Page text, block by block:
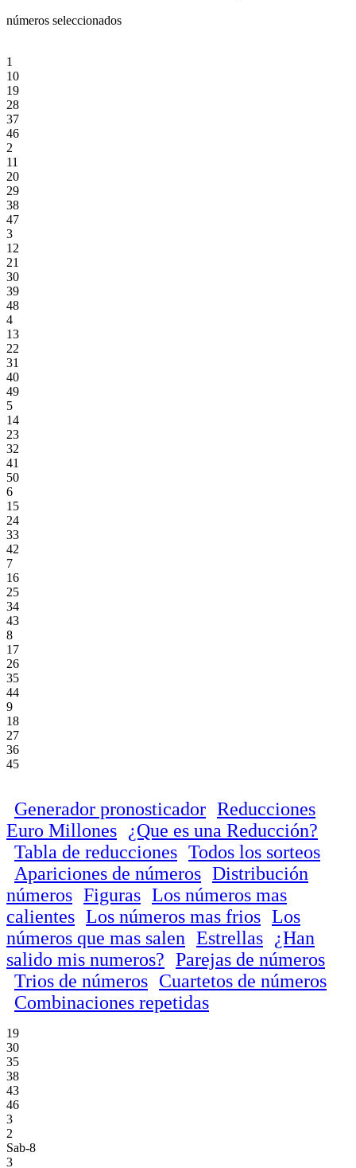
números seleccionados
1
10
19
28
37
46
2
11
20
29
38
47
3
12
21
30
39
48
4
13
22
31
40
49
5
14
23
32
41
50
6
15
24
33
42
7
16
25
34
43
8
17
26
35
44
9
18
27
36
45
Generador pronosticador Reducciones
Euro Millones
¿Que es una Reducción?
Tabla de reducciones Todos los sorteos
Apariciones de números Distribución
números Figuras Los números mas
calientes Los números mas frios Los
números que mas salen Estrellas
¿Han
salido mis numeros? Parejas de números
Trios de números Cuartetos de números
Combinaciones repetidas
19
30
35
38
43
46
3
2
Sab-8
3